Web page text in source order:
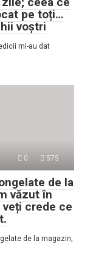
pe toți…
voștri
mi-au dat
0 575
de la
văzut în
crede ce
de la magazin,